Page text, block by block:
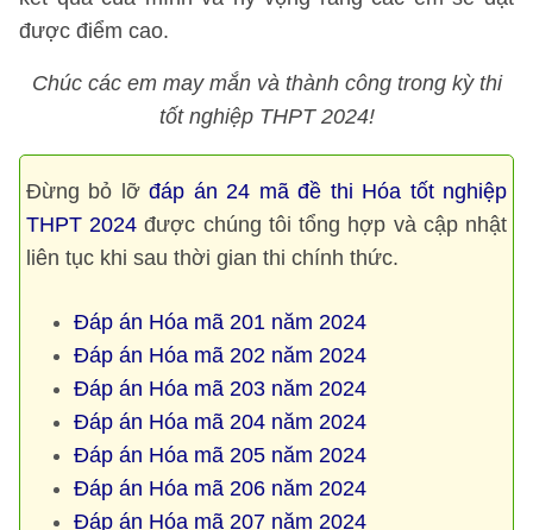
được điểm cao.
Chúc các em may mắn và thành công trong kỳ thi
tốt nghiệp THPT 2024!
Đừng bỏ lỡđáp án 24 mã đề thi Hóa tốt nghiệp
THPT 2024 được chúng tôi tổng hợp và cập nhật
liên tục khi sau thời gian thi chính thức.
Đáp án Hóa mã 201 năm 2024
Đáp án Hóa mã 202 năm 2024
Đáp án Hóa mã 203 năm 2024
Đáp án Hóa mã 204 năm 2024
Đáp án Hóa mã 205 năm 2024
Đáp án Hóa mã 206 năm 2024
Đáp án Hóa mã 207 năm 2024